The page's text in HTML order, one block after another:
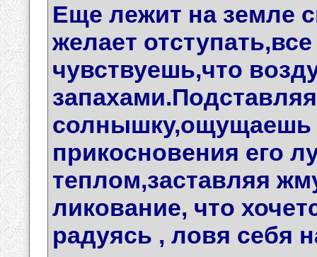
Еще лежит на земле
желает
чувствуешь,что
прикосновения его
теплом,заставляя
ликование, что
радуясь , ловя себя